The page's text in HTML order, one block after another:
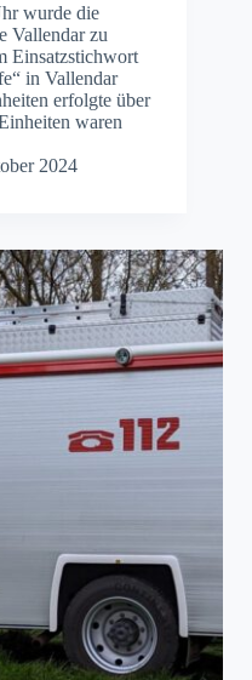
wurde die
Vallendar zu
Einsatzstichwort
in Vallendar
erfolgte über
waren
2024